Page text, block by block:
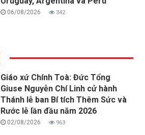
06/08/2026 342
Giáo xứ Chính Toà: Đức Tổng
Giuse Nguyễn Chí Linh cử hành
Thánh lễ ban Bí tích Thêm Sức và
Rước lễ lần đầu năm 2026
02/08/2026 963